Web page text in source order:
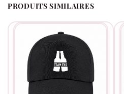
PRODUITS SIMILAIRES